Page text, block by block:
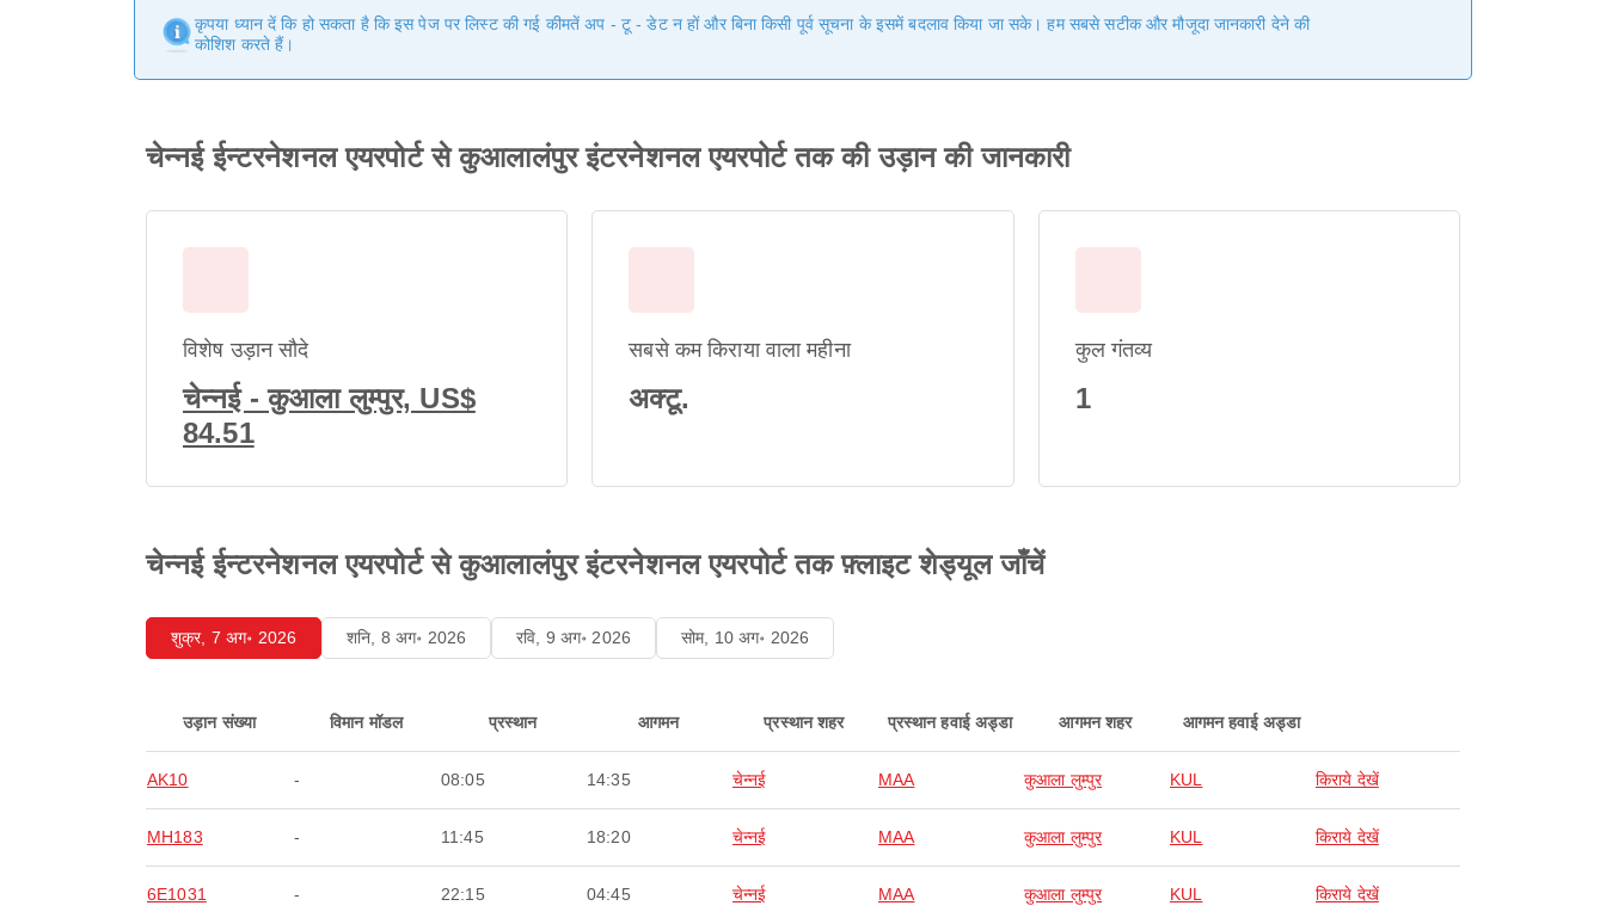
कृपया ध्यान दें कि हो सकता है कि इस पेज पर लिस्ट की गई कीमतें अप - टू - डेट न हों और बिना किसी पूर्व सूचना के इसमें बदलाव किया जा सके। हम सबसे सटीक और मौजूदा जानकारी देने की
कोशिश करते हैं।
चेन्नई ईन्टरनेशनल एयरपोर्ट से कुआलालंपुर इंटरनेशनल एयरपोर्ट तक की उड़ान की जानकारी
विशेष उड़ान सौदे
चेन्नई - कुआला लुम्पुर, US$
84.51
सबसे कम किराया वाला महीना
अक्टू.
कुल गंतव्य
1
चेन्नई ईन्टरनेशनल एयरपोर्ट से कुआलालंपुर इंटरनेशनल एयरपोर्ट तक फ़्लाइट शेड्यूल जाँचें
शुक्र, 7 अग॰ 2026 शनि, 8 अग॰ 2026 रवि, 9 अग॰ 2026 सोम, 10 अग॰ 2026
उड़ान संख्या विमान मॉडल प्रस्थान आगमन प्रस्थान शहर प्रस्थान हवाई अड्डा आगमन शहर आगमन हवाई अड्डा
AK10 - 08:05 14:35 चेन्नई MAA कुआला लुम्पुर KUL किराये देखें
MH183 - 11:45 18:20 चेन्नई MAA कुआला लुम्पुर KUL किराये देखें
6E1031 - 22:15 04:45 चेन्नई MAA कुआला लुम्पुर KUL किराये देखें